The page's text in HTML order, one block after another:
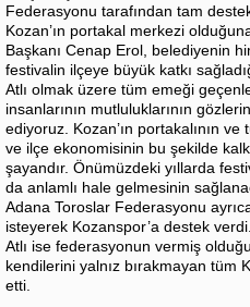
Federasyonu tarafından tam
Kozan’ın portakal merkezi
Başkanı Cenap Erol, belediyenin
festivalin ilçeye büyük katkı
Atlı olmak üzere tüm emeği
insanlarının mutluluklarının
ediyoruz. Kozan’ın portakalının
ve ilçe ekonomisinin bu şekilde
şayandır. Önümüzdeki yıllarda
da anlamlı hale gelmesinin
Adana Toroslar Federasyonu
isteyerek Kozanspor’a destek
Atlı ise federasyonun vermiş
kendilerini yalnız bırakmayan tüm
etti.